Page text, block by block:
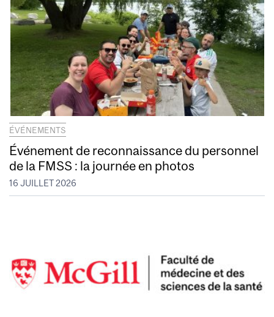
ÉVÉNEMENTS
Événement de reconnaissance du personnel
de la FMSS : la journée en photos
16 JUILLET 2026